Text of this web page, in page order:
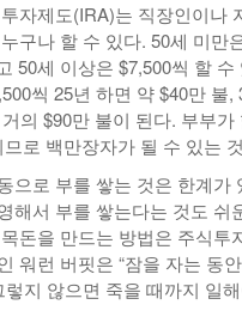
자제도(IRA)는 직장인이나
구나 할 수 있다. 50세 미만
50세 이상은 $7,500씩 할 수
씩 25년 하면 약 $40만 불,
의 $90만 불이 된다. 부부가
로 백만장자가 될 수 있는
으로 부를 쌓는 것은 한계가
해서 부를 쌓는다는 것도 쉬
돈을 만드는 방법은 주식투
워런 버핏은 “잠을 자는 동
지 않으면 죽을 때까지 일